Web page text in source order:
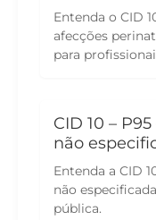
Entenda o CID
afecções
para
CID 10 –
não
Entenda a CID
não
pública.